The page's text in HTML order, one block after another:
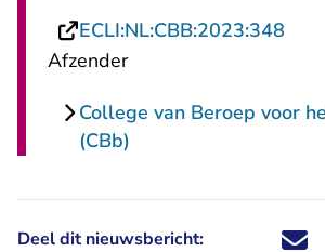
ECLI:NL:CBB:2023:348
Afzender
College van Beroep voor
(CBb)
Deel dit nieuwsbericht: Deel dit
Deel
Deel